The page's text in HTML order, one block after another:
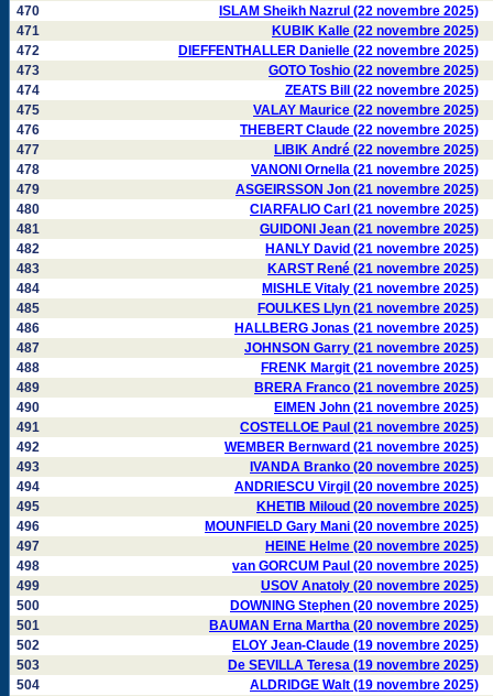
470
ISLAM Sheikh Nazrul (22 novembre 2025)
471
KUBIK Kalle (22 novembre 2025)
472
DIEFFENTHALLER Danielle (22 novembre 2025)
473
GOTO Toshio (22 novembre 2025)
474
ZEATS Bill (22 novembre 2025)
475
VALAY Maurice (22 novembre 2025)
476
THEBERT Claude (22 novembre 2025)
477
LIBIK André (22 novembre 2025)
478
VANONI Ornella (21 novembre 2025)
479
ASGEIRSSON Jon (21 novembre 2025)
480
CIARFALIO Carl (21 novembre 2025)
481
GUIDONI Jean (21 novembre 2025)
482
HANLY David (21 novembre 2025)
483
KARST René (21 novembre 2025)
484
MISHLE Vitaly (21 novembre 2025)
485
FOULKES Llyn (21 novembre 2025)
486
HALLBERG Jonas (21 novembre 2025)
487
JOHNSON Garry (21 novembre 2025)
488
FRENK Margit (21 novembre 2025)
489
BRERA Franco (21 novembre 2025)
490
EIMEN John (21 novembre 2025)
491
COSTELLOE Paul (21 novembre 2025)
492
WEMBER Bernward (21 novembre 2025)
493
IVANDA Branko (20 novembre 2025)
494
ANDRIESCU Virgil (20 novembre 2025)
495
KHETIB Miloud (20 novembre 2025)
496
MOUNFIELD Gary Mani (20 novembre 2025)
497
HEINE Helme (20 novembre 2025)
498
van GORCUM Paul (20 novembre 2025)
499
USOV Anatoly (20 novembre 2025)
500
DOWNING Stephen (20 novembre 2025)
501
BAUMAN Erna Martha (20 novembre 2025)
502
ELOY Jean-Claude (19 novembre 2025)
503
De SEVILLA Teresa (19 novembre 2025)
504
ALDRIDGE Walt (19 novembre 2025)